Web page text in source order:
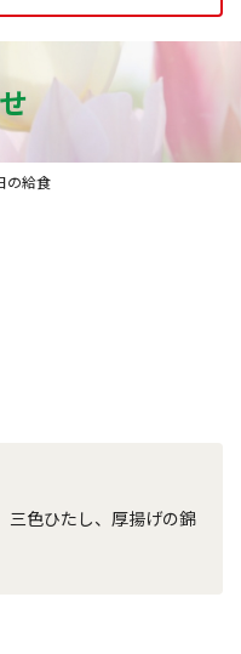
の給食
三色ひたし、厚揚げの錦